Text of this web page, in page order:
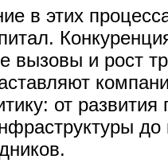
в этих
вызовы и рост
от развития